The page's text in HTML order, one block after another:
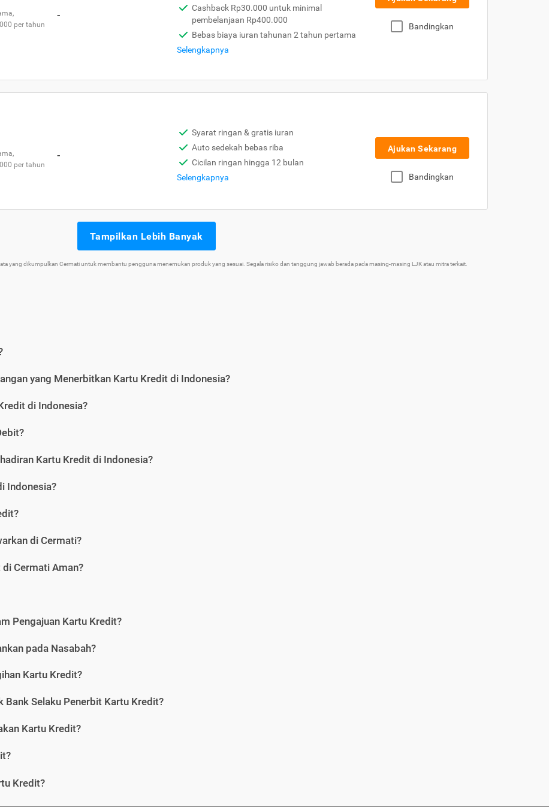
per tahun
-
Cashback Rp30.000 untuk minimal
pembelanjaan Rp400.000
Bebas biaya iuran tahunan 2 tahun pertama
Selengkapnya
Bandingkan
per tahun
-
Syarat ringan & gratis iuran
Auto sedekah bebas riba
Cicilan ringan hingga 12 bulan
Selengkapnya
Ajukan Sekarang
Bandingkan
Tampilkan Lebih Banyak
yang dikumpulkan Cermati untuk membantu pengguna menemukan produk yang sesuai. Segala risiko dan tanggung jawab berada pada masing-masing LJK atau mitra terkait.
yang Menerbitkan Kartu Kredit di Indonesia?
di Indonesia?
Kartu Kredit di Indonesia?
Indonesia?
di Cermati?
Cermati Aman?
Pengajuan Kartu Kredit?
pada Nasabah?
Kartu Kredit?
Bank Selaku Penerbit Kartu Kredit?
Kartu Kredit?
Kredit?